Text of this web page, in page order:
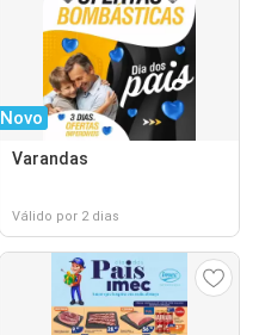
Novo
Varandas
Válido por 2 dias